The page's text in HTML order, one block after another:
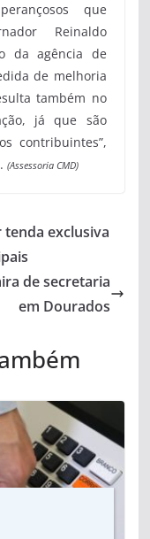
que
Reinaldo
da agência de
de melhoria
também no
já que são
contribuintes”,
(Assessoria CMD)
exclusiva
de secretaria
em Dourados